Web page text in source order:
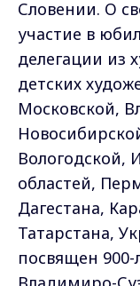
Словении. О
участие в
делегации из
детских
Московской,
Вологодской,
областей,
Дагестана,
Татарстана,
посвящен